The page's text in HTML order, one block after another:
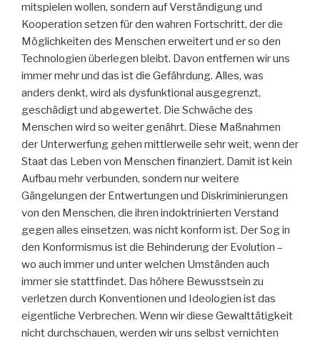
mitspielen wollen, sondern auf Verständigung und
Kooperation setzen für den wahren Fortschritt, der die
Möglichkeiten des Menschen erweitert und er so den
Technologien überlegen bleibt. Davon entfernen wir uns
immer mehr und das ist die Gefährdung. Alles, was
anders denkt, wird als dysfunktional ausgegrenzt,
geschädigt und abgewertet. Die Schwäche des
Menschen wird so weiter genährt. Diese Maßnahmen
der Unterwerfung gehen mittlerweile sehr weit, wenn der
Staat das Leben von Menschen finanziert. Damit ist kein
Aufbau mehr verbunden, sondern nur weitere
Gängelungen der Entwertungen und Diskriminierungen
von den Menschen, die ihren indoktrinierten Verstand
gegen alles einsetzen, was nicht konform ist. Der Sog in
den Konformismus ist die Behinderung der Evolution –
wo auch immer und unter welchen Umständen auch
immer sie stattfindet. Das höhere Bewusstsein zu
verletzen durch Konventionen und Ideologien ist das
eigentliche Verbrechen. Wenn wir diese Gewalttätigkeit
nicht durchschauen, werden wir uns selbst vernichten